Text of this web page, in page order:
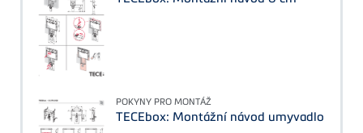
POKYNY PRO MONTÁŽ
TECEbox: Montážní návod umyvadlo